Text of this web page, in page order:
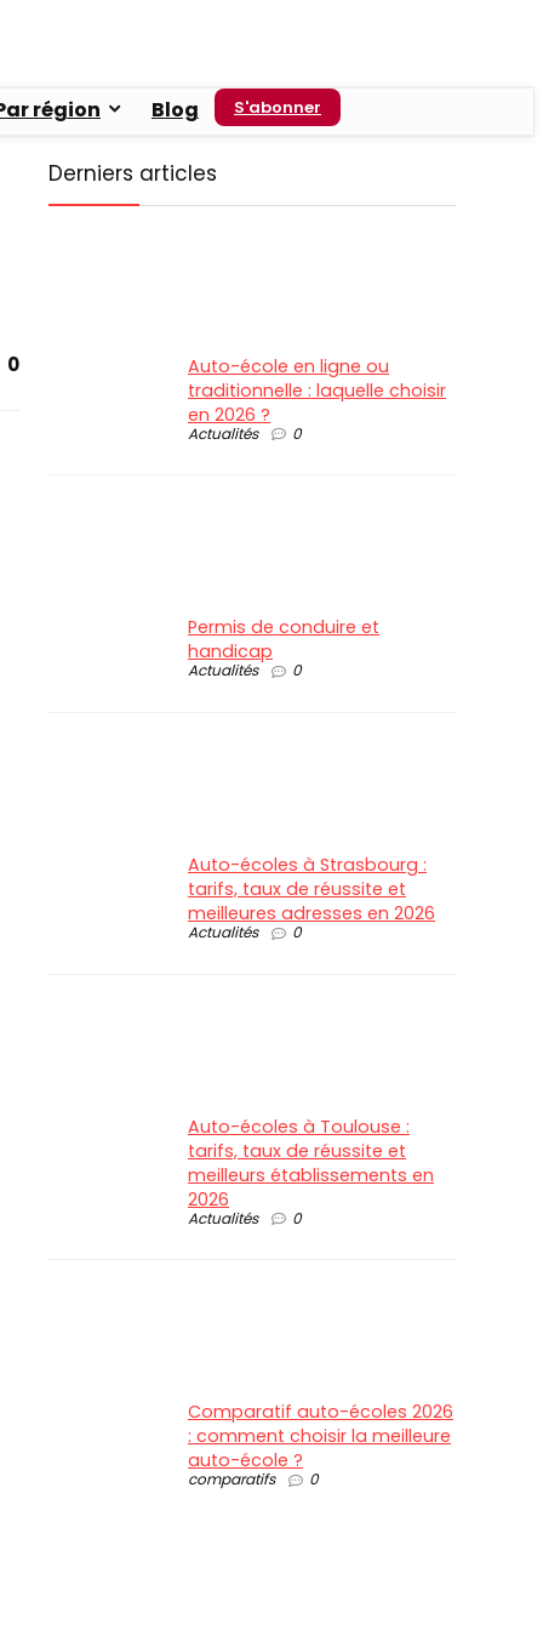
région Blog S'abonner
0
Derniers articles
Auto-école en ligne ou
traditionnelle : laquelle choisir
en 2026 ?
Actualités 0
Permis de conduire et
handicap
Actualités 0
Auto-écoles à Strasbourg :
tarifs, taux de réussite et
meilleures adresses en 2026
Actualités 0
Auto-écoles à Toulouse :
tarifs, taux de réussite et
meilleurs établissements en
2026
Actualités 0
Comparatif auto-écoles 2026
: comment choisir la meilleure
auto-école ?
comparatifs 0